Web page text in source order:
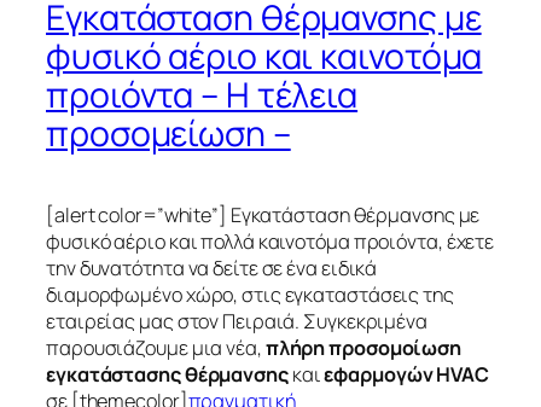
Εγκατάσταση θέρμανσης με
φυσικό αέριο και καινοτόμα
προιόντα – Η τέλεια
προσομείωση –
[alert color=”white”] Εγκατάσταση θέρμανσης με
φυσικό αέριο και πολλά καινοτόμα προιόντα, έχετε
την δυνατότητα να δείτε σε ένα ειδικά
διαμορφωμένο χώρο, στις εγκαταστάσεις της
εταιρείας μας στον Πειραιά. Συγκεκριμένα
παρουσιάζουμε μια νέα,πλήρη προσομοίωση
εγκατάστασης θέρμανσηςκαιεφαρμογών HVAC
σε [themecolor]πραγματική